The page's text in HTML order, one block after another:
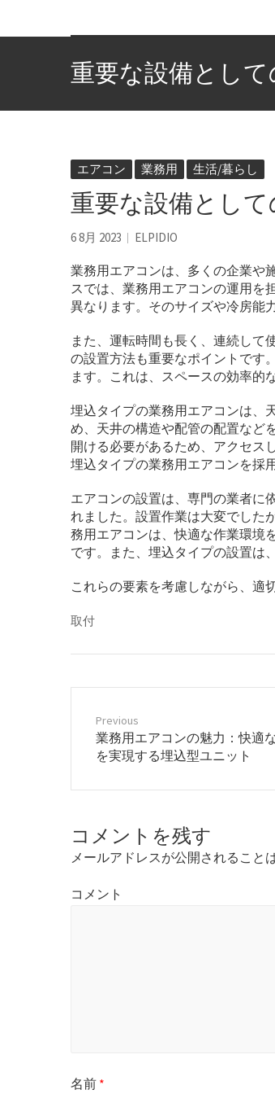
重要な設備とし
エアコン 業務用 生活/暮らし
重要な設備とし
6 8月 2023 ELPIDIO
業務用エアコンは、多くの企業や
スでは、業務用エアコンの運用を
異なります。そのサイズや冷房能
また、運転時間も長く、連続して
の設置方法も重要なポイントです
ます。これは、スペースの効率的
埋込タイプの業務用エアコンは、
め、天井の構造や配管の配置など
開ける必要があるため、アクセス
埋込タイプの業務用エアコンを採
エアコンの設置は、専門の業者に
れました。設置作業は大変でした
務用エアコンは、快適な作業環境
です。また、埋込タイプの設置は
これらの要素を考慮しながら、適
取付
Previous
P
r
v
u
s
p
s
業務用エアコンの魅力：快適
を実現する埋込型ユニット
コメントを残す
メールアドレスが公開されること
コメント
名前 *